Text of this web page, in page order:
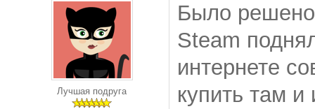
Лучшая подруга
Было решено
Steam
интернете
купить там и